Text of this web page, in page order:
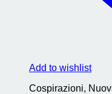
Add to wishlist
Cospirazioni,